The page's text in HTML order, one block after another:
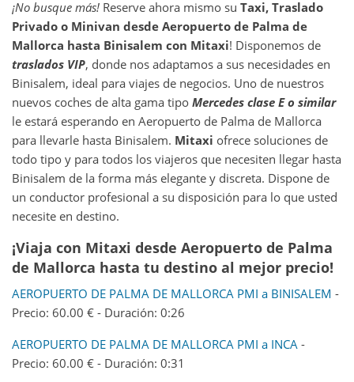
¡No busque más! Reserve ahora mismo su Taxi, Traslado
Privado o Minivan desde Aeropuerto de Palma de
Mallorca hasta Binisalem con Mitaxi! Disponemos de
traslados VIP, donde nos adaptamos a sus necesidades en
Binisalem, ideal para viajes de negocios. Uno de nuestros
nuevos coches de alta gama tipo Mercedes clase E o similar
le estará esperando en Aeropuerto de Palma de Mallorca
para llevarle hasta Binisalem. Mitaxi ofrece soluciones de
todo tipo y para todos los viajeros que necesiten llegar hasta
Binisalem de la forma más elegante y discreta. Dispone de
un conductor profesional a su disposición para lo que usted
necesite en destino.
¡Viaja con Mitaxi desde Aeropuerto de Palma
de Mallorca hasta tu destino al mejor precio!
AEROPUERTO DE PALMA DE MALLORCA PMI a BINISALEM -
Precio: 60.00 € - Duración: 0:26
AEROPUERTO DE PALMA DE MALLORCA PMI a INCA -
Precio: 60.00 € - Duración: 0:31